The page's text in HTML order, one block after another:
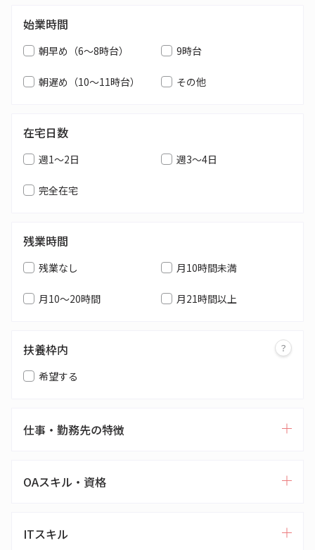
始業時間
朝早め（6～8時台） 9時台
朝遅め（10～11時台） その他
在宅日数
週1～2日 週3～4日
完全在宅
残業時間
残業なし 月10時間未満
月10～20時間 月21時間以上
扶養枠内
希望する
仕事・勤務先の特徴
OAスキル・資格
ITスキル